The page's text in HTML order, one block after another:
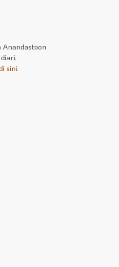
Anandastoon
sini.